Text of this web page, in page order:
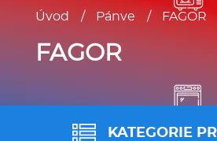
katalogy
Dokumenty ke
stažení
Fritézy
Úvod / Pánve / FAGOR
FAGOR
KATEGORIE